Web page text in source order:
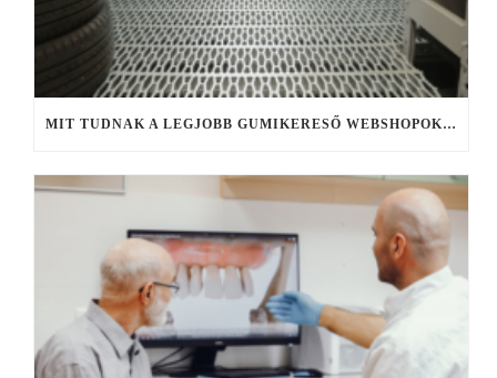
MIT TUDNAK A LEGJOBB GUMIKERESŐ WEBSHOPOK, ÉS MIRE FIGYELJ KERESÉS KÖZBEN?